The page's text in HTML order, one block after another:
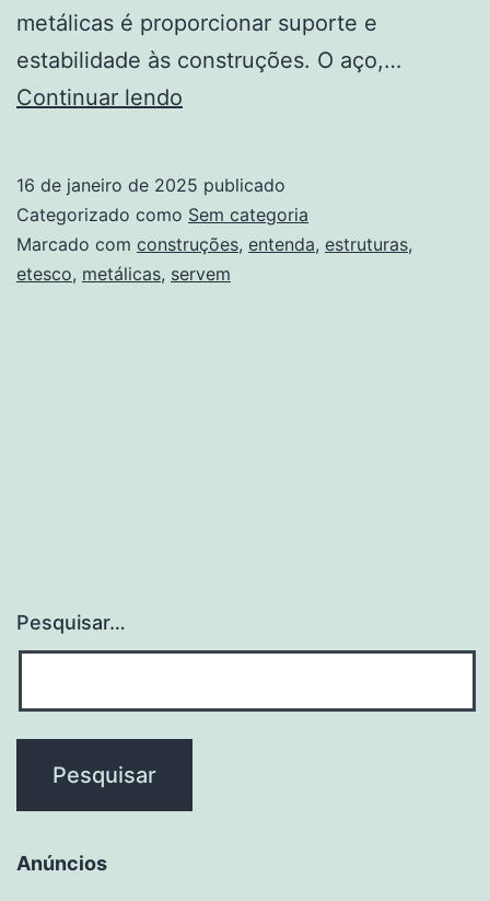
metálicas é proporcionar suporte e
estabilidade às construções. O aço,…
Continuar lendo
as
estruturas
metálicas?
16 de janeiro de 2025 publicado
Categorizado como Sem categoria
Marcado com construções, entenda, estruturas,
etesco, metálicas, servem
Pesquisar…
Anúncios